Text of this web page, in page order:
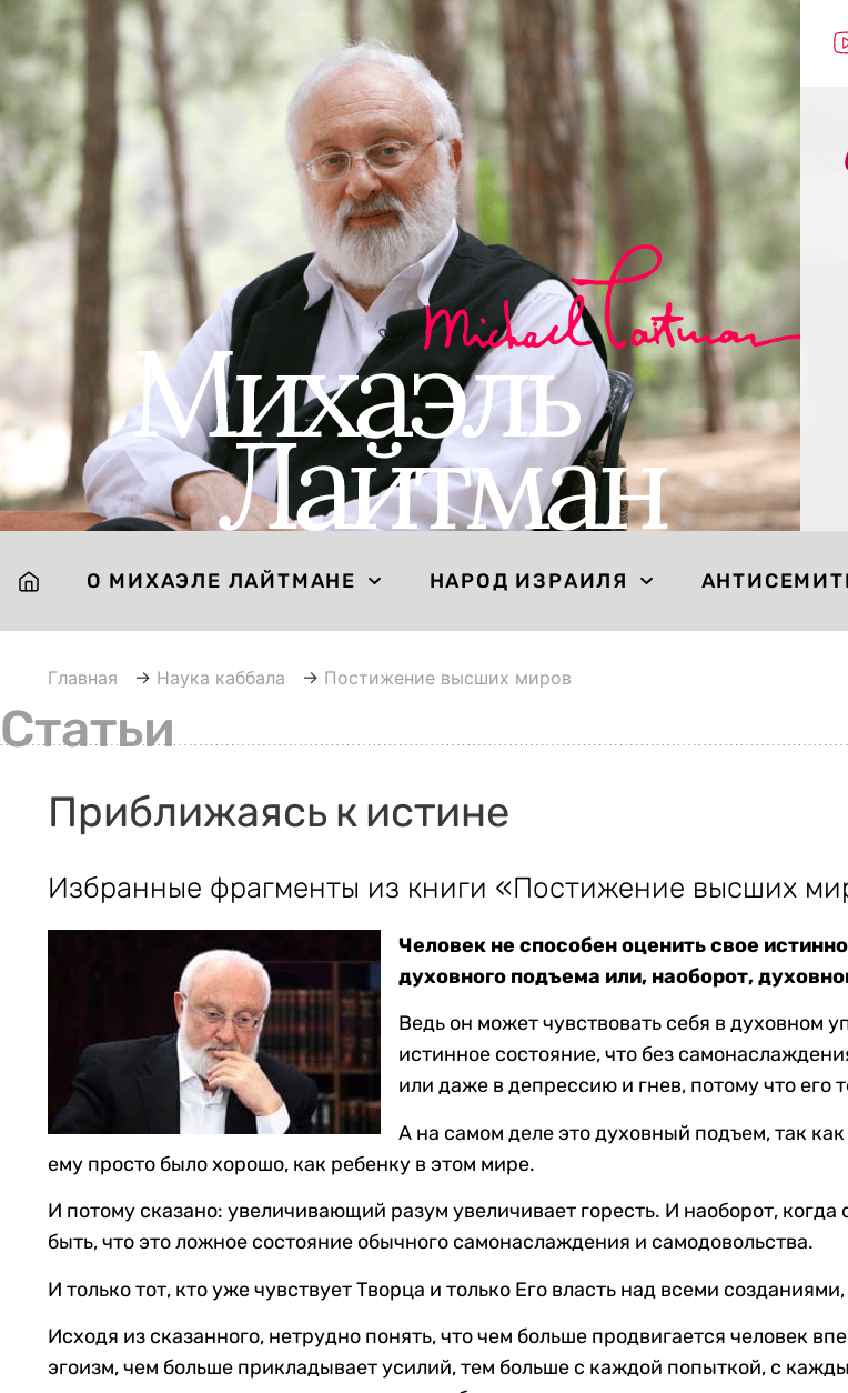
О МИХАЭЛЕ ЛАЙТМАНЕ НАРОД ИЗРАИЛЯ
Главная → Наука каббала → Постижение высших миров
Статьи
Приближаясь к истине
Избранные фрагменты из книги «Постижение высших
Человек не способен оценить свое
духовного подъема или, наоборот,
Ведь он может чувствовать себя в духовном
истинное состояние, что без
или даже в депрессию и гнев, потому что его
А на самом деле это духовный подъем, так
ему просто было хорошо, как ребенку в этом мире.
И потому сказано: увеличивающий разум увеличивает горесть. И наоборот,
быть, что это ложное состояние обычного самонаслаждения и самодовольства.
И только тот, кто уже чувствует Творца и только Его власть над всеми
Исходя из сказанного, нетрудно понять, что чем больше продвигается человек
эгоизм, чем больше прикладывает усилий, тем больше с каждой попыткой, с